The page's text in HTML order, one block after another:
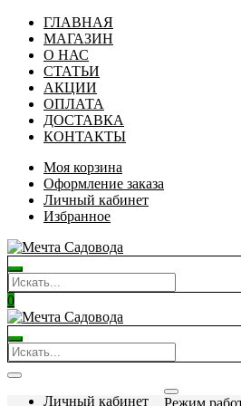
ГЛАВНАЯ
МАГАЗИН
О НАС
СТАТЬИ
АКЦИИ
ОПЛАТА
ДОСТАВКА
КОНТАКТЫ
Моя корзина
Оформление заказа
Личный кабинет
Избранное
0
Личный кабинет
Режим